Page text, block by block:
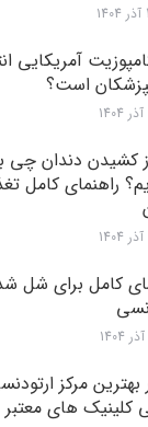
آمریکایی
است؟
کشیدن دندان چی
راهنمای کامل
کامل برای شل
مرکز
کلینیک های معتبر